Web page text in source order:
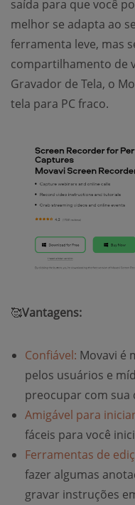
saída para que você
melhor se adapta ao
ferramenta leve, mas
compartilhamento de
Gravador de Tela, o
tela para PC fraco.
🥰Vantagens:
Confiável: Movavi é
pelos usuários e
preocupar com sua
Amigável para
fáceis para você
Ferramentas de
fazer algumas
gravar instruções